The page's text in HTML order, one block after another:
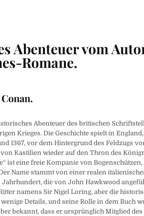
Abenteuer vom
Romane.
Abenteuer des britischen
Krieges. Die Geschichte spielt in
1367, vor dem Hintergrund des Feldzugs
Kastilien wieder auf den Thron des
ist eine freie Kompanie von
Name stammt von einer realen
Jahrhundert, die von John Hawkwood
namens Sir Nigel Loring, aber die
Details, und seine Rolle in dem Buch
bekannt, dass er ursprünglich Mitglied